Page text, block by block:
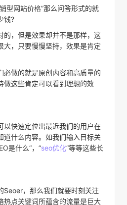
型网站价格”那么问答形式的就
钱?
的，但是效果却并不是那样，这
大，只要慢慢坚持，效果是肯定
必做的就是原创内容和高质量的
做这些肯定可以看到理想的效
以快速定位出最近我们的用户在
道什么内容。如我们输入目标关
是什么“，”seo优化“等等这些长
Seoer，那么我们就要时刻关注
热点关键词所蕴含的流量是巨大